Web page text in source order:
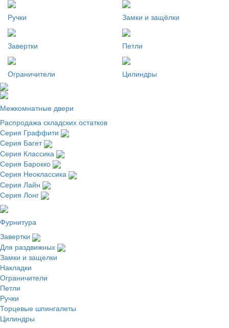
Ручки Замки и защёлки
Завертки Петли
Ограничители Цилиндры
Межкомнатные двери
Распродажа складских остатков
Серия Граффити
Серия Багет
Серия Классика
Серия Барокко
Серия Неоклассика
Серия Лайн
Серия Лонг
Фурнитура
Завертки
Для раздвижных
Замки и защелки
Накладки
Ограничители
Петли
Ручки
Торцевые шпингалеты
Цилиндры